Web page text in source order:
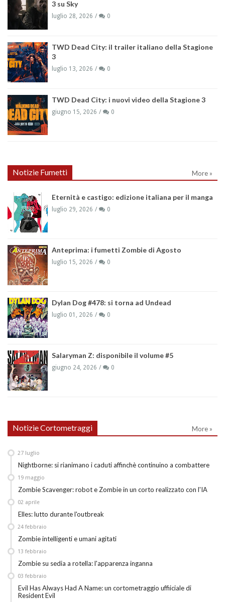
3 su Sky
luglio 28, 2026 0
TWD Dead City: il trailer italiano della Stagione
3
luglio 13, 2026 0
TWD Dead City: i nuovi video della Stagione 3
giugno 15, 2026 0
Notizie Fumetti More »
Eternità e castigo: edizione italiana per il manga
luglio 29, 2026 0
Anteprima: i fumetti Zombie di Agosto
luglio 15, 2026 0
Dylan Dog #478: si torna ad Undead
luglio 01, 2026 0
Salaryman Z: disponibile il volume #5
giugno 24, 2026 0
Notizie Cortometraggi More »
Nightborne: si rianimano i caduti affinchè continuino a combattere
27 luglio
Zombie Scavenger: robot e Zombie in un corto realizzato con l'IA
19 maggio
Elles: lutto durante l'outbreak
02 aprile
Zombie intelligenti e umani agitati
24 febbraio
Zombie su sedia a rotella: l'apparenza inganna
13 febbraio
Evil Has Always Had A Name: un cortometraggio uffiiciale di
Resident Evil
03 febbraio